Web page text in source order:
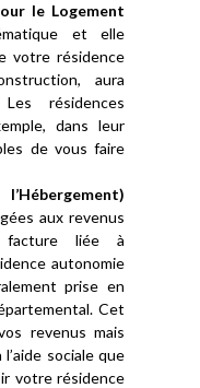
le Logement
et elle
votre résidence
aura
résidences
dans leur
de vous faire
aux revenus
facture liée à
autonomie
prise en
Cet
revenus mais
sociale que
votre résidence